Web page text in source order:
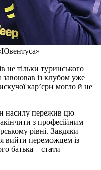
не тільки туринського
завоював із клубом уже
кар’єри могло й не
насилу пережив цю
з професійним
рівні. Завдяки
вийти переможцем із
батька – стати